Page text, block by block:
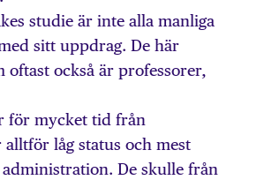
studie är inte alla manliga
sitt uppdrag. De här
oftast också är professorer,
för mycket tid från
låg status och mest
De skulle från